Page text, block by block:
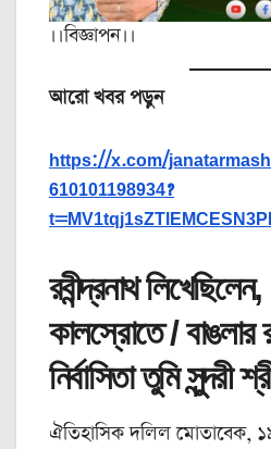
।।বিজ্ঞাপন।।
আরো খবর পড়ুন
https://x.com/
610101198934?
রবীন্দ্রনাথ
কালস্রোতে / বাঙলার
নির্বাসিতা তুমি সুন্দরী
ঐতিহাসিক দলিল মোতাবেক,